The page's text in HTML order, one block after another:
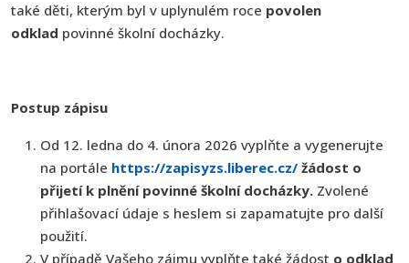
také děti, kterým byl v uplynulém roce povolen
odklad povinné školní docházky.
Postup zápisu
Od 12. ledna do 4. února 2026 vyplňte a vygenerujte
na portále https://zapisyzs.liberec.cz/ žádost o
přijetí k plnění povinné školní docházky. Zvolené
přihlašovací údaje s heslem si zapamatujte pro další
použití.
V případě Vašeho zájmu vyplňte také žádost o odklad